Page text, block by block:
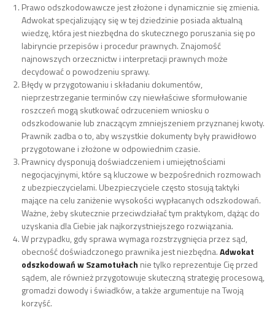
Prawo odszkodowawcze jest złożone i dynamicznie się zmienia.
Adwokat specjalizujący się w tej dziedzinie posiada aktualną
wiedzę, która jest niezbędna do skutecznego poruszania się po
labiryncie przepisów i procedur prawnych. Znajomość
najnowszych orzecznictw i interpretacji prawnych może
decydować o powodzeniu sprawy.
Błędy w przygotowaniu i składaniu dokumentów,
nieprzestrzeganie terminów czy niewłaściwe sformułowanie
roszczeń mogą skutkować odrzuceniem wniosku o
odszkodowanie lub znaczącym zmniejszeniem przyznanej kwoty.
Prawnik zadba o to, aby wszystkie dokumenty były prawidłowo
przygotowane i złożone w odpowiednim czasie.
Prawnicy dysponują doświadczeniem i umiejętnościami
negocjacyjnymi, które są kluczowe w bezpośrednich rozmowach
z ubezpieczycielami. Ubezpieczyciele często stosują taktyki
mające na celu zaniżenie wysokości wypłacanych odszkodowań.
Ważne, żeby skutecznie przeciwdziałać tym praktykom, dążąc do
uzyskania dla Ciebie jak najkorzystniejszego rozwiązania.
W przypadku, gdy sprawa wymaga rozstrzygnięcia przez sąd,
obecność doświadczonego prawnika jest niezbędna.Adwokat
odszkodowań w Szamotułach nie tylko reprezentuje Cię przed
sądem, ale również przygotowuje skuteczną strategię procesową,
gromadzi dowody i świadków, a także argumentuje na Twoją
korzyść.